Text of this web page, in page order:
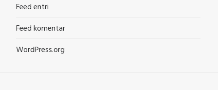
Feed entri
Feed komentar
WordPress.org